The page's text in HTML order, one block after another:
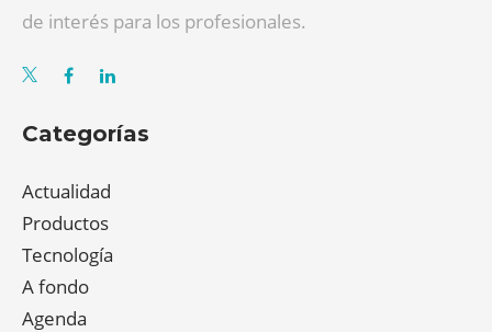
de interés para los profesionales.
Categorías
Actualidad
Productos
Tecnología
A fondo
Agenda